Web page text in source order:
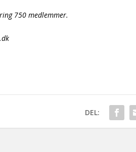
750 medlemmer.
DEL: